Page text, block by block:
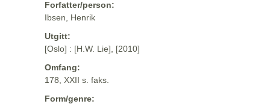
Forfatter/person:
Ibsen, Henrik
Utgitt:
[Oslo] : [H.W. Lie], [2010]
Omfang:
178, XXII s. faks.
Form/genre: